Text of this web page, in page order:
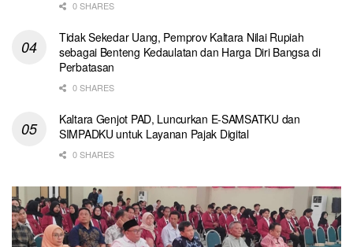
0 SHARES
Tidak Sekedar Uang, Pemprov Kaltara Nilai Rupiah
sebagai Benteng Kedaulatan dan Harga Diri Bangsa di
Perbatasan
0 SHARES
Kaltara Genjot PAD, Luncurkan E-SAMSATKU dan
SIMPADKU untuk Layanan Pajak Digital
0 SHARES